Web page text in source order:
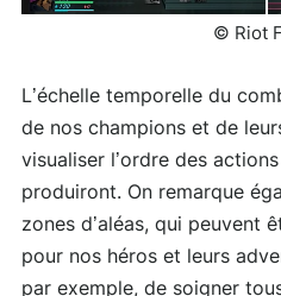
© Riot
L’échelle temporelle du
de nos champions et de
visualiser l’ordre des
produiront. On remarque
zones d’aléas, qui peuvent
pour nos héros et leurs
par exemple, de soigner